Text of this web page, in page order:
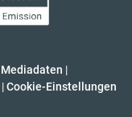
Mediadaten |
| Cookie-Einstellungen